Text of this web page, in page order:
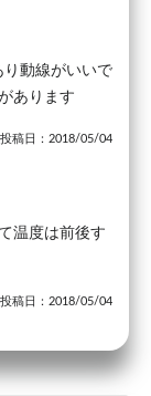
動線がいいで
あります
稿日：2018/05/04
温度は前後す
稿日：2018/05/04